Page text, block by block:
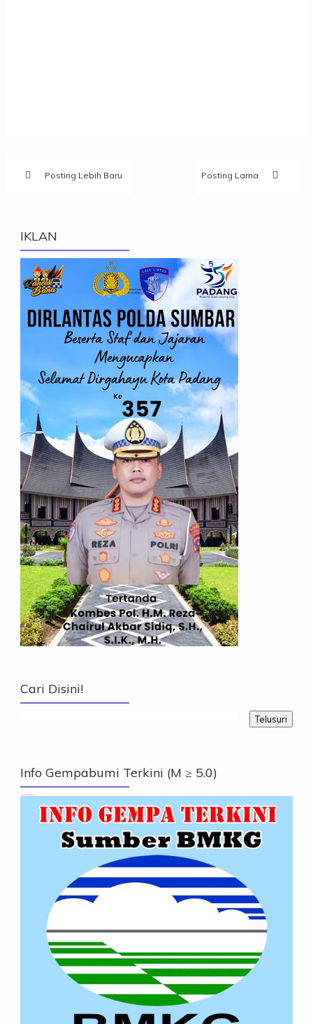
Posting Lebih Baru Posting Lama
IKLAN
Cari Disini!
Info Gempabumi Terkini (M ≥ 5.0)